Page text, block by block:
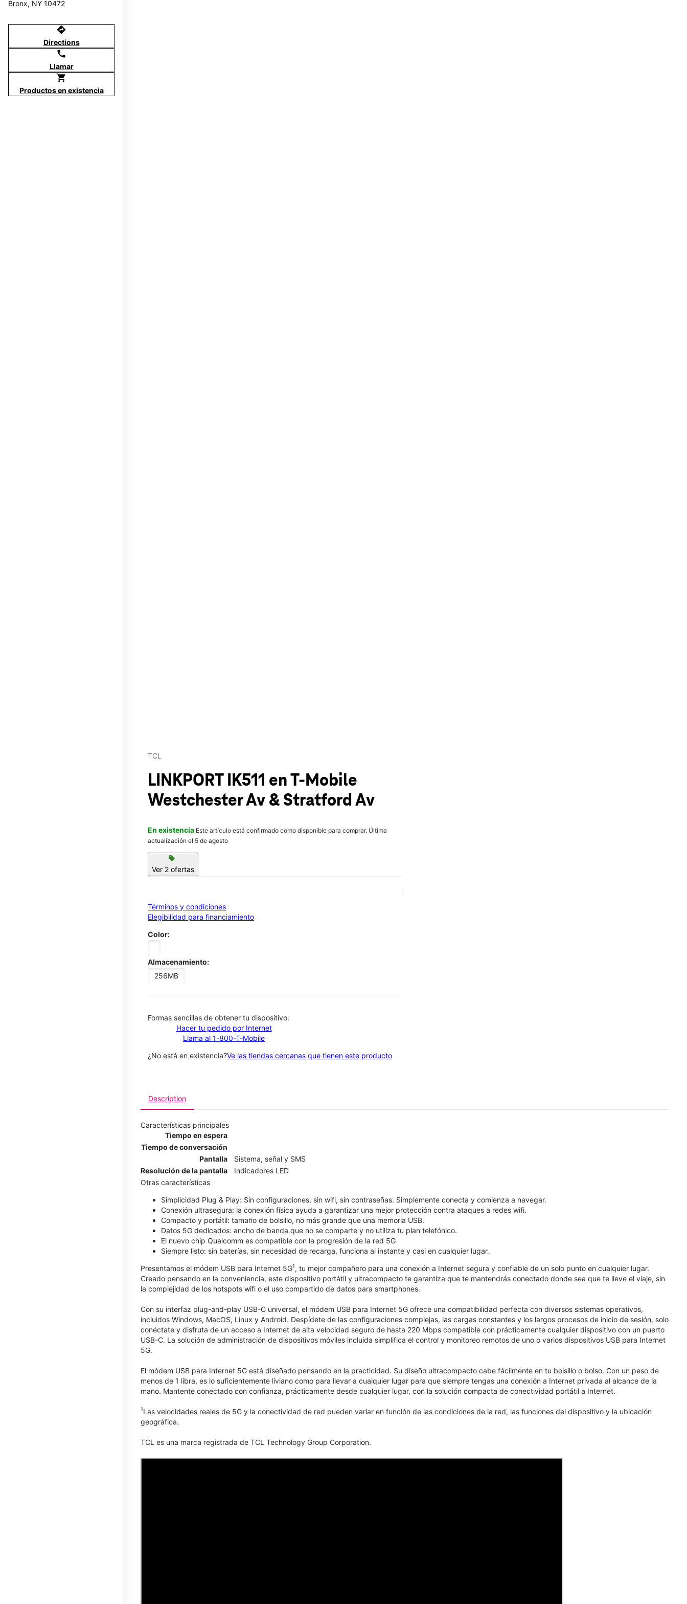
Bronx, NY 10472
directions
Directions
call
Llamar
shopping_cart
Productos en existencia
TCL
LINKPORT IK511 en T-Mobile
Westchester Av & Stratford Av
En existencia Este artículo está confirmado como disponible para comprar. Última
actualización el 5 de agosto
sell
Ver 2 ofertas
Términos y condiciones
Elegibilidad para financiamiento
Color:
Almacenamiento:
256MB
​​​​​​​Formas sencillas de obtener tu dispositivo:
Hacer tu pedido por Internet
Llama al 1-800-T-Mobile
¿No está en existencia?Ve las tiendas cercanas que tienen este producto
Description
Características principales
Tiempo en espera
Tiempo de conversación
Pantalla
Sistema, señal y SMS
Resolución de la pantalla
Indicadores LED
Otras características
Simplicidad Plug & Play: Sin configuraciones, sin wifi, sin contraseñas. Simplemente conecta y comienza a navegar.
Conexión ultrasegura: la conexión física ayuda a garantizar una mejor protección contra ataques a redes wifi.
Compacto y portátil: tamaño de bolsillo, no más grande que una memoria USB.
Datos 5G dedicados: ancho de banda que no se comparte y no utiliza tu plan telefónico.
El nuevo chip Qualcomm es compatible con la progresión de la red 5G
Siempre listo: sin baterías, sin necesidad de recarga, funciona al instante y casi en cualquier lugar.
Presentamos el módem USB para Internet 5G1, tu mejor compañero para una conexión a Internet segura y confiable de un solo punto en cualquier lugar.
Creado pensando en la conveniencia, este dispositivo portátil y ultracompacto te garantiza que te mantendrás conectado donde sea que te lleve el viaje, sin
la complejidad de los hotspots wifi o el uso compartido de datos para smartphones.
Con su interfaz plug-and-play USB-C universal, el módem USB para Internet 5G ofrece una compatibilidad perfecta con diversos sistemas operativos,
incluidos Windows, MacOS, Linux y Android. Despídete de las configuraciones complejas, las cargas constantes y los largos procesos de inicio de sesión, solo
conéctate y disfruta de un acceso a Internet de alta velocidad seguro de hasta 220 Mbps compatible con prácticamente cualquier dispositivo con un puerto
USB-C. La solución de administración de dispositivos móviles incluida simplifica el control y monitoreo remotos de uno o varios dispositivos USB para Internet
5G.
El módem USB para Internet 5G está diseñado pensando en la practicidad. Su diseño ultracompacto cabe fácilmente en tu bolsillo o bolso. Con un peso de
menos de 1 libra, es lo suficientemente liviano como para llevar a cualquier lugar para que siempre tengas una conexión a Internet privada al alcance de la
mano. Mantente conectado con confianza, prácticamente desde cualquier lugar, con la solución compacta de conectividad portátil a Internet.
1Las velocidades reales de 5G y la conectividad de red pueden variar en función de las condiciones de la red, las funciones del dispositivo y la ubicación
geográfica.
TCL​​​​​​​ es una marca registrada de TCL Technology Group Corporation.